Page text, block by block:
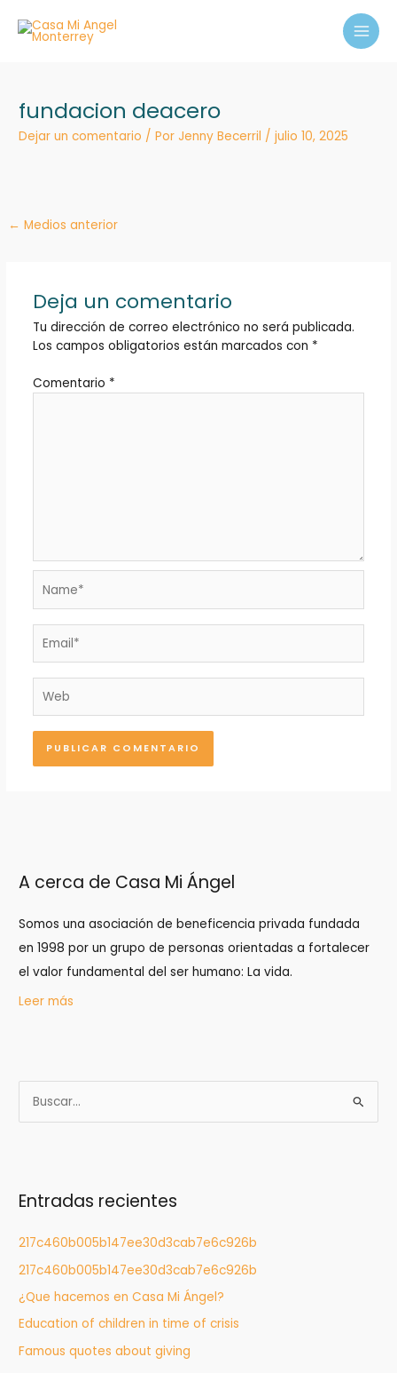
contenido
fundacion deacero
Dejar un comentario / PorJenny Becerril /julio 10, 2025
← Medios anterior
Deja un comentario
Tu dirección de correo electrónico no será publicada.
Los campos obligatorios están marcados con *
Comentario *
A cerca de Casa Mi Ángel
Somos una asociación de beneficencia privada fundada
en 1998 por un grupo de personas orientadas a fortalecer
el valor fundamental del ser humano: La vida.
Leer más
u
a
:
Entradas recientes
217c460b005b147ee30d3cab7e6c926b
217c460b005b147ee30d3cab7e6c926b
¿Que hacemos en Casa Mi Ángel?
Education of children in time of crisis
Famous quotes about giving